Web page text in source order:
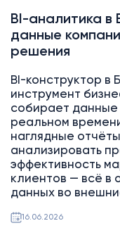
BI-аналитика в
данные
решения
BI-конструктор в
инструмент
собирает данные
реальном
наглядные
анализировать
эффективность
клиентов — всё в
данных во
16.06.2026